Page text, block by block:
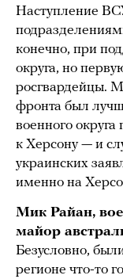
Наступление
конечно, при
округа, но
росгвардейцы.
фронта был
военного округа
к Херсону — и
украинских
именно на
Мик Райан,
майор
Безусловно,
регионе что-то